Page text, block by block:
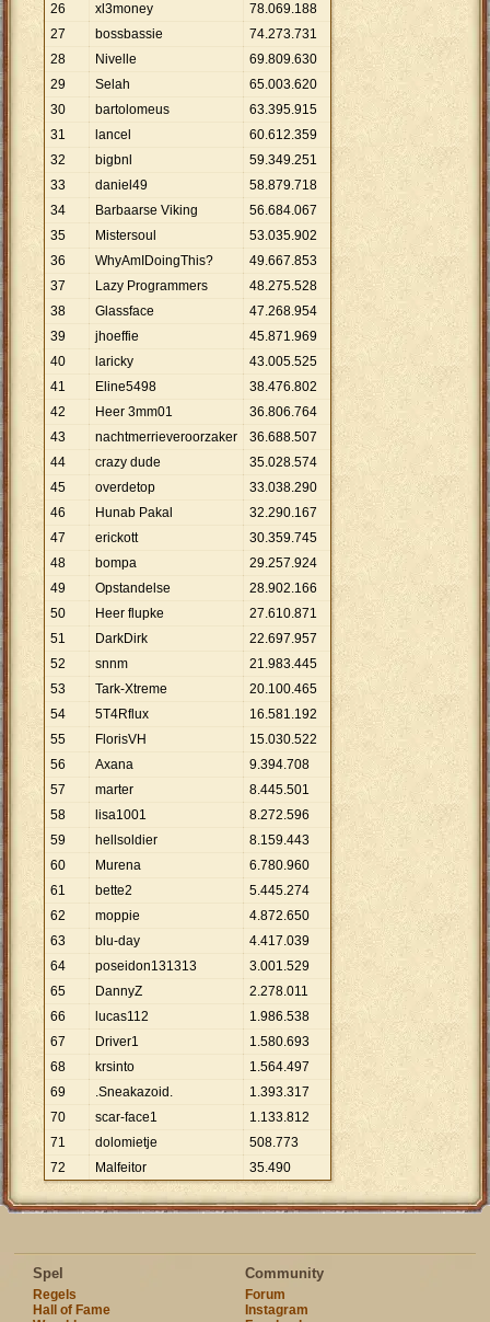
26
xl3money 78.069.188
27
bossbassie 74.273.731
28
Nivelle 69.809.630
29
Selah 65.003.620
30
bartolomeus 63.395.915
31
lancel 60.612.359
32
bigbnl 59.349.251
33
daniel49 58.879.718
34
Barbaarse Viking 56.684.067
35
Mistersoul 53.035.902
36
WhyAmIDoingThis? 49.667.853
37
Lazy Programmers 48.275.528
38
Glassface 47.268.954
39
jhoeffie 45.871.969
40
laricky 43.005.525
41
Eline5498 38.476.802
42
Heer 3mm01 36.806.764
43
nachtmerrieveroorzaker 36.688.507
44
crazy dude 35.028.574
45
overdetop 33.038.290
46
Hunab Pakal 32.290.167
47
erickott 30.359.745
48
bompa 29.257.924
49
Opstandelse 28.902.166
50
Heer flupke 27.610.871
51
DarkDirk 22.697.957
52
snnm 21.983.445
53
Tark-Xtreme 20.100.465
54
5T4Rflux 16.581.192
55
FlorisVH 15.030.522
56
Axana 9.394.708
57
marter 8.445.501
58
lisa1001 8.272.596
59
hellsoldier 8.159.443
60
Murena 6.780.960
61
bette2 5.445.274
62
moppie 4.872.650
63
blu-day 4.417.039
64
poseidon131313 3.001.529
65
DannyZ 2.278.011
66
lucas112 1.986.538
67
Driver1 1.580.693
68
krsinto 1.564.497
69
.Sneakazoid. 1.393.317
70
scar-face1 1.133.812
71
dolomietje 508.773
72
Malfeitor 35.490
Spel
Regels
Hall of Fame
Community
Forum
Instagram